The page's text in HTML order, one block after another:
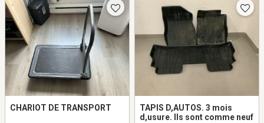
CHARIOT DE TRANSPORT
TAPIS D,AUTOS. 3 mois
d,usure. Ils sont comme neuf